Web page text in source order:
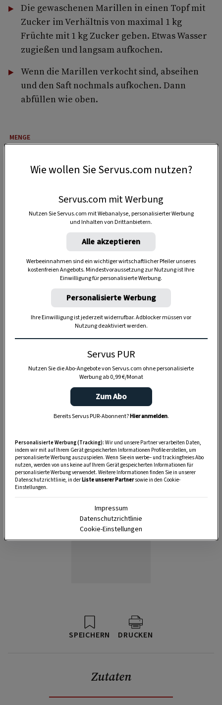
Die gewaschenen Marillen in einen Topf mit
Zucker im Verhältnis von maximal 1 kg
Früchte mit 1 kg Zucker geben. Etwas Wasser
zugießen und langsam aufkochen.
Wenn die Marillen verkocht sind, abseihen
und den Saft nochmals aufkochen. Dann
abfüllen wie oben.
1:40 Stunden
SPEICHERN DRUCKEN
Zutaten
Wie wollen Sie Servus.com nutzen?
Servus.com mit Werbung
Nutzen Sie Servus.com mit Webanalyse, personalisierter Werbung
und Inhalten von Drittanbietern.
Alle akzeptieren
Werbeeinnahmen sind ein wichtiger wirtschaftlicher Pfeiler unseres
kostenfreien Angebots. Mindestvoraussetzung zur Nutzung ist Ihre
Einwilligung für personalisierte Werbung.
Personalisierte Werbung
Ihre Einwilligung ist jederzeit widerrufbar. Adblocker müssen vor
Nutzung deaktiviert werden.
Servus PUR
Nutzen Sie die Abo-Angebote von Servus.com ohne personalisierte
Werbung ab 0,99 €/Monat
Zum Abo
Bereits Servus PUR-Abonnent?Hier anmelden.
Personalisierte Werbung (Tracking): Wir und unsere Partner verarbeiten Daten,
indem wir mit auf Ihrem Gerät gespeicherten Informationen Profile erstellen, um
personalisierte Werbung auszuspielen. Wenn Sie ein werbe– und trackingfreies Abo
nutzen, werden von uns keine auf Ihrem Gerät gespeicherten Informationen für
personalisierte Werbung verwendet. Weitere Informationen finden Sie in unserer
Datenschutzrichtlinie, in derListe unserer Partnersowie in den Cookie-
Einstellungen.
Impressum
Datenschutzrichtlinie
Cookie-Einstellungen